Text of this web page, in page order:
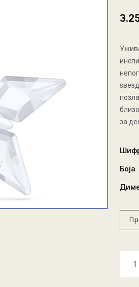
за
Боја